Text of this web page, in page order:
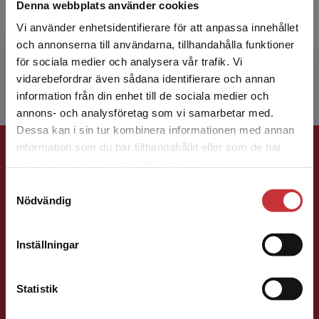
Denna webbplats använder cookies
Vi använder enhetsidentifierare för att anpassa innehållet
och annonserna till användarna, tillhandahålla funktioner
för sociala medier och analysera vår trafik. Vi
vidarebefordrar även sådana identifierare och annan
information från din enhet till de sociala medier och
annons- och analysföretag som vi samarbetar med.
Dessa kan i sin tur kombinera informationen med annan
information som du har tillhandahållit eller som de har
Nödvändig
Inställningar
Statistik
Begränsad fraktregion
Det verkar som att du besöker
studentlitteratur.se via en enhet utanför Sverige.
Vi erbjuder inte leveranser utanför Sverige. För
att kunna slutföra ett köp måste
Louise Phillips
Förlagskontakt